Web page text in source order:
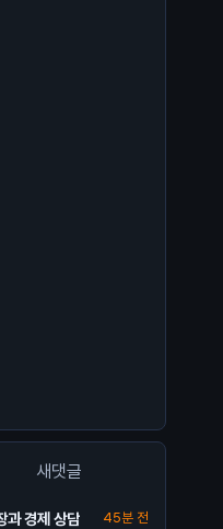
새댓글
과 경제 상담 45분 전